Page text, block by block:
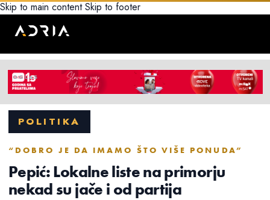
Skip to main content Skip to footer
POLITIKA
“DOBRO JE DA IMAMO ŠTO VIŠE PONUDA”
Pepić: Lokalne liste na primorju
nekad su jače i od partija